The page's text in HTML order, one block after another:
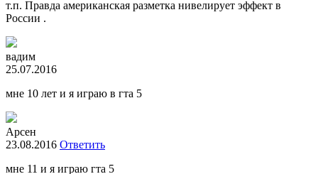
т.п. Правда американская разметка нивелирует эффект в
России .
вадим
25.07.2016
мне 10 лет и я играю в гта 5
Арсен
23.08.2016 Ответить
мне 11 и я играю гта 5